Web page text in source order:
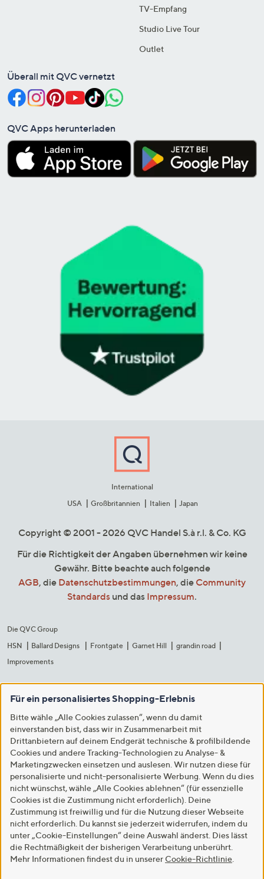
TV-Empfang
Studio Live Tour
Outlet
Überall mit QVC vernetzt
QVC Apps herunterladen
International
USA
Großbritannien Italien Japan
Copyright © 2001 - 2026 QVC Handel S.à r.l. & Co. KG
Für die Richtigkeit der Angaben übernehmen wir keine
Gewähr. Bitte beachte auch folgende
AGB, die Datenschutzbestimmungen, die Community
Standards und das Impressum.
Die QVC Group
HSN
Ballard Designs Frontgate Garnet Hill
grandin road
Improvements
Für ein personalisiertes Shopping-Erlebnis
Bitte wähle „Alle Cookies zulassen“, wenn du damit
einverstanden bist, dass wir in Zusammenarbeit mit
Drittanbietern auf deinem Endgerät technische & profilbildende
Cookies und andere Tracking-Technologien zu Analyse- &
Marketingzwecken einsetzen und auslesen. Wir nutzen diese für
personalisierte und nicht-personalisierte Werbung. Wenn du dies
nicht wünschst, wähle „Alle Cookies ablehnen“ (für essenzielle
Cookies ist die Zustimmung nicht erforderlich). Deine
Zustimmung ist freiwillig und für die Nutzung dieser Webseite
nicht erforderlich. Du kannst sie jederzeit widerrufen, indem du
unter „Cookie-Einstellungen“ deine Auswahl änderst. Dies lässt
die Rechtmäßigkeit der bisherigen Verarbeitung unberührt.
Mehr Informationen findest du in unserer Cookie-Richtlinie